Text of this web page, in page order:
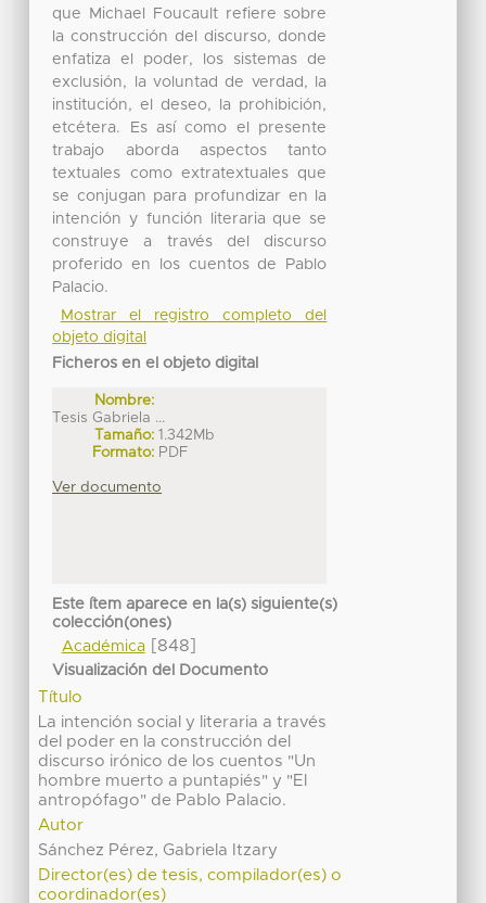
que Michael Foucault refiere sobre
la construcción del discurso, donde
enfatiza el poder, los sistemas de
exclusión, la voluntad de verdad, la
institución, el deseo, la prohibición,
etcétera. Es así como el presente
trabajo aborda aspectos tanto
textuales como extratextuales que
se conjugan para profundizar en la
intención y función literaria que se
construye a través del discurso
proferido en los cuentos de Pablo
Palacio.
Mostrar el registro completo del
objeto digital
Ficheros en el objeto digital
Nombre:
Tesis Gabriela ...
Tamaño: 1.342Mb
Formato: PDF
Ver documento
Este ítem aparece en la(s) siguiente(s)
colección(ones)
Académica[848]
Visualización del Documento
Título
La intención social y literaria a través
del poder en la construcción del
discurso irónico de los cuentos "Un
hombre muerto a puntapiés" y "El
antropófago" de Pablo Palacio.
Autor
Sánchez Pérez, Gabriela Itzary
Director(es) de tesis, compilador(es) o
coordinador(es)